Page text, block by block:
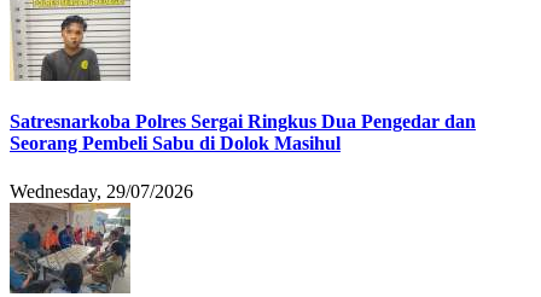
Satresnarkoba Polres Sergai Ringkus Dua Pengedar dan
Seorang Pembeli Sabu di Dolok Masihul
Wednesday, 29/07/2026